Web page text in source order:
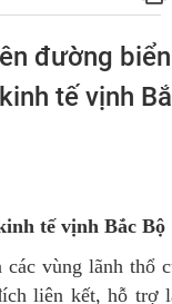
đường
tế vịnh
tế vịnh Bắc Bộ
vùng lãnh thổ
liên kết, hỗ trợ